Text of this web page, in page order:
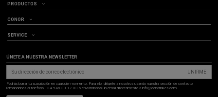
PRODUCTOS
CONOR
SERVICE
ÚNETE A NUESTRA NEWSLETTER
UNIRME
Podrás borrar tu suscripción en cualquier momento. Para ello, dirígete a nosotros usando nuestra sección de contacto,
llámandonos al teléfono +34 948 33 17 03 o enviándonos un email directamente a info@conorbikes.com.